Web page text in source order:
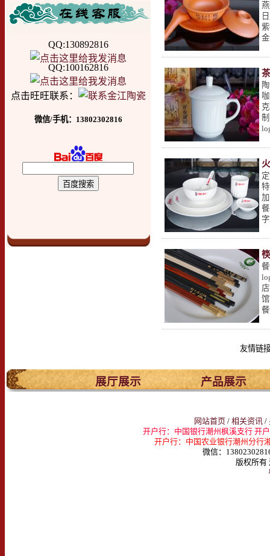
QQ:130892816
QQ:100162816
点击旺旺联系：
微信/手机：13802302816
友情链
. 展厅展示 产品展示
网站首页/ 相关资讯/
开户行：中国银行潮州枫溪支行 开
开户行：中国农业银行潮州分行
微信：
版权所有